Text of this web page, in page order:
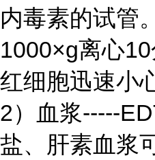
内毒素的试管
1000×g离心
红细胞迅速小
2）血浆-----
盐、肝素血浆